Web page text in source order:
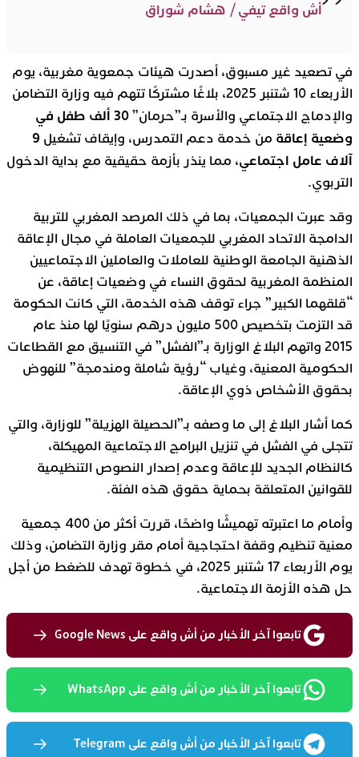
أش واقع تيفي / هشام شوراق
في تصعيد غير مسبوق، أصدرت هيئات جمعوية مغربية، يوم
الأربعاء 10 شتنبر 2025، بلاغًا مشتركًا تتهم فيه وزارة التضامن
والإدماج الاجتماعي والأسرة بـ”حرمان”
30 ألف طفل في
وضعية إعاقة من خدمة دعم التمدرس، وإيقاف تشغيل 9
آلاف عامل اجتماعي، مما ينذر بأزمة حقيقية مع بداية الدخول
التربوي.
وقد عبرت الجمعيات، بما في ذلك المرصد المغربي للتربية
الدامجة الاتحاد المغربي للجمعيات العاملة في مجال الإعاقة
الذهنية الجامعة الوطنية للعاملات والعاملين الاجتماعيين
المنظمة المغربية لحقوق النساء في وضعيات إعاقة، عن
“قلقهما الكبير” جراء توقف هذه الخدمة، التي كانت الحكومة
قد التزمت بتخصيص 500 مليون درهم سنويًا لها منذ عام
2015 واتهم البلاغ الوزارة بـ”الفشل” في التنسيق مع القطاعات
الحكومية المعنية، وغياب “رؤية شاملة ومندمجة” للنهوض
بحقوق الأشخاص ذوي الإعاقة.
كما أشار البلاغ إلى ما وصفه بـ”الحصيلة الهزيلة” للوزارة، والتي
تتجلى في الفشل في تنزيل البرامج الاجتماعية المهيكلة،
كالنظام الجديد للإعاقة وعدم إصدار النصوص التنظيمية
للقوانين المتعلقة بحماية حقوق هذه الفئة.
وأمام ما اعتبرته تهميشًا واضحًا، قررت أكثر من 400 جمعية
معنية تنظيم وقفة احتجاجية أمام مقر وزارة التضامن، وذلك
يوم الأربعاء 17 شتنبر 2025، في خطوة تهدف للضغط من أجل
حل هذه الأزمة الاجتماعية.
تابعوا آخر الأخبار من أش واقع على Google News
تابعوا آخر الأخبار من أش واقع على WhatsApp
تابعوا آخر الأخبار من أش واقع على Telegram